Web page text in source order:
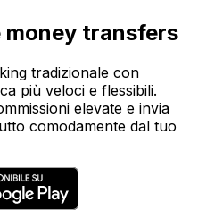
money transfers
tradizionale con
più veloci e flessibili.
elevate e invia
comodamente dal tuo